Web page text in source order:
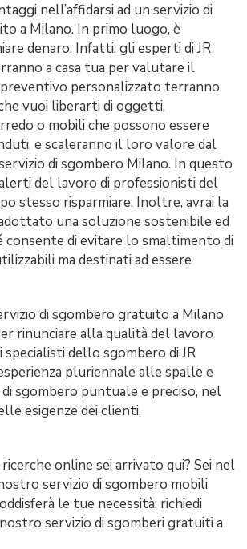
nell’affidarsi ad un servizio di
a Milano. In primo luogo, è
denaro. Infatti, gli esperti di JR
a casa tua per valutare il
personalizzato terranno
vuoi liberarti di oggetti,
o mobili che possono essere
e scaleranno il loro valore dal
di sgombero Milano. In questo
del lavoro di professionisti del
stesso risparmiare. Inoltre, avrai la
una soluzione sostenibile ed
consente di evitare lo smaltimento di
ma destinati ad essere
di sgombero gratuito a Milano
rinunciare alla qualità del lavoro
dello sgombero di JR
pluriennale alle spalle e
sgombero puntuale e preciso, nel
esigenze dei clienti.
online sei arrivato qui? Sei nel
servizio di sgombero mobili
le tue necessità: richiedi
servizio di sgomberi gratuiti a